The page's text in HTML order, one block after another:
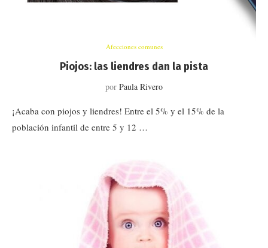
Afecciones comunes
Piojos: las liendres dan la pista
por Paula Rivero
¡Acaba con piojos y liendres! Entre el 5% y el 15% de la
población infantil de entre 5 y 12 …